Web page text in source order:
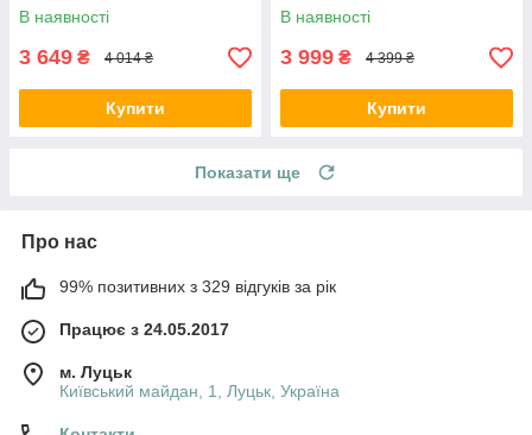
В наявності
3 649 ₴ 4 014 ₴
Купити
В наявності
3 999 ₴ 4 399 ₴
Купити
Показати ще
Про нас
99% позитивних з 329 відгуків за рік
Працює з 24.05.2017
м. Луцьк
Київський майдан, 1, Луцьк, Україна